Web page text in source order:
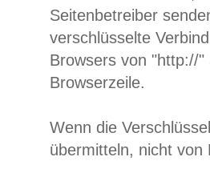
Seitenbetreiber
verschlüsselte
Browsers von "http://
Browserzeile.
Wenn die
übermitteln, nicht von